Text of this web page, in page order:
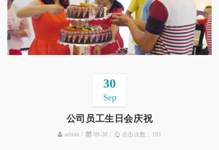
30
Sep
公司员工生日会庆祝
admin 09-30 点击次数：193